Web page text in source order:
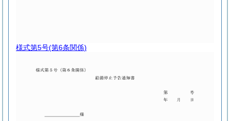
様式第5号(第6条関係)